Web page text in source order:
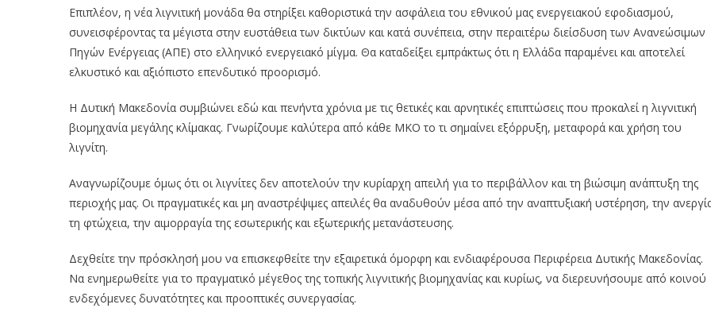
Επιπλέον, η νέα λιγνιτική μονάδα θα στηρίξει καθοριστικά την ασφάλεια του εθνικού μας ενεργειακού εφοδιασμού,
συνεισφέροντας τα μέγιστα στην ευστάθεια των δικτύων και κατά συνέπεια, στην περαιτέρω διείσδυση των Ανανεώσιμων
Πηγών Ενέργειας (ΑΠΕ) στο ελληνικό ενεργειακό μίγμα. Θα καταδείξει εμπράκτως ότι η Ελλάδα παραμένει και αποτελεί
ελκυστικό και αξιόπιστο επενδυτικό προορισμό.
Η Δυτική Μακεδονία συμβιώνει εδώ και πενήντα χρόνια με τις θετικές και αρνητικές επιπτώσεις που προκαλεί η λιγνιτική
βιομηχανία μεγάλης κλίμακας. Γνωρίζουμε καλύτερα από κάθε ΜΚΟ το τι σημαίνει εξόρρυξη, μεταφορά και χρήση του
λιγνίτη.
Αναγνωρίζουμε όμως ότι οι λιγνίτες δεν αποτελούν την κυρίαρχη απειλή για το περιβάλλον και τη βιώσιμη ανάπτυξη της
περιοχής μας. Οι πραγματικές και μη αναστρέψιμες απειλές θα αναδυθούν μέσα από την αναπτυξιακή υστέρηση, την
τη φτώχεια, την αιμορραγία της εσωτερικής και εξωτερικής μετανάστευσης.
Δεχθείτε την πρόσκλησή μου να επισκεφθείτε την εξαιρετικά όμορφη και ενδιαφέρουσα Περιφέρεια Δυτικής Μακεδονίας.
Να ενημερωθείτε για το πραγματικό μέγεθος της τοπικής λιγνιτικής βιομηχανίας και κυρίως, να διερευνήσουμε από κοινού
ενδεχόμενες δυνατότητες και προοπτικές συνεργασίας.